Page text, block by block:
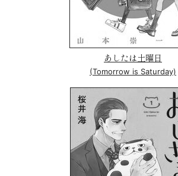
あしたは土曜日
(Tomorrow is Saturday)